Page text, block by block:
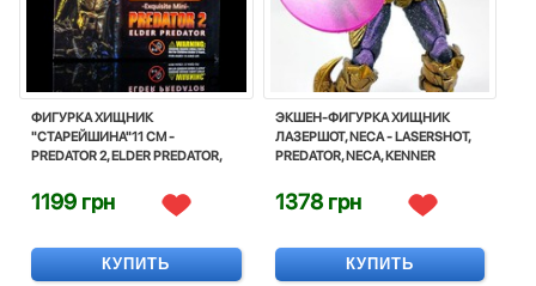
ФИГУРКА ХИЩНИК
"СТАРЕЙШИНА"11 СМ -
PREDATOR 2, ELDER PREDATOR,
1199 грн
КУПИТЬ
ЭКШЕН-ФИГУРКА ХИЩНИК
ЛАЗЕРШОТ, NECA - LASERSHOT,
PREDATOR, NECA, KENNER
1378 грн
КУПИТЬ